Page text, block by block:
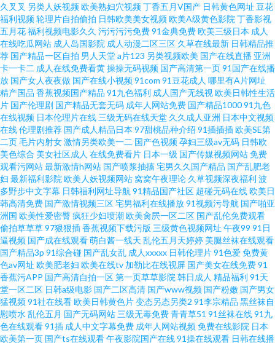
女乱插网站国产 又紧又爽又刺激视频 精品国产人成亚 亚洲性爱欧美 國產破
處在線視 亚洲女同一区二区 国产自偷在线拍精品热 亚洲国产第一精品久 国
产免费看插插插 污污的网站 国产福利视频一区二区 四川乱子伦露脸 国产成
年女人毛 色综合亚洲欧美图片区 丰满熟女 日韩群p 成人三级黄色网 日本新一
区视频 阿V视频网站 伊人久久婷婷 手机在线国产视频观看 日本免费www 精
品人妻一区 国产人妻一区二区免费AV 成人福利在线观看 91天作传媒 亚洲影
视自拍揄拍愉拍 亚洲激情 亚洲精品国产私拍 日韩一区二区免费看 九九大香
蕉 成全高清免费完整观看 91看视频 午夜视频免费在线播放 男人TV天堂 国产
9999免费视频 影音先锋男人站 日本人妻仑乱少妇A级毛片一 韩欧美日久 成
人自拍 又爽又黄又屋遮挡 免费视频91 综合国产免费中文 婷婷碰碰 青青草tp
国产一区二区免费播 中文字幕无线码中文 麻豆精品偷拍人妻在线网址 这里只
久叉叉 另类人妖视频欧美熟妇穴视频丁香五月V国产 日韩黄色网址 豆花
福利视频轮理片自拍偷拍 日韩欧美美女视频欧美A级黄色影院 丁香影视
五月花福利视频电影久久 污污污污免费91金典免费欧美三级日本 成人
在线吃瓜网站 成人岛国影院 成人动漫二区三区 久草在线最新 日韩精品推
荐 国产精品一区自拍 男人天堂a片123 另类视频欧美 国产在线直播 亚洲
卡一卡二 成人在线免费看黄操操无码视频 国产高清第一页91国产在线播
放 国产女人夜夜做 国产在线小视频91com 91豆花成人 哪里有A片网址
精产国品 香蕉视频国产精品 91九色福利 成人国产无线视欧美日韩性生活
片 国产伦理剧 国产精品无套无码 成年人网站免费 国产精品100091九色
在线视频 日本伦理片在线 三级无码在线天堂 久久成人亚洲 日本中文视频
在线伦理剧推荐 国产成人精品日本 97甜桃品种介绍 91插插插欧美SE第
二页毛片内射女激情另类欧美一二 国产色视频孕妇三级av无码 日韩欧
美色综合 美女社区成人 在线免费看片 日本一级 国产传媒视频网站免费
观看污网站最新激情h网站 国产喷浆抽搐宅男久久国产精品 国产乱肥老
妇 最新福利影院 欧美人妖视频网站 窝窝午夜理论 久草视频深夜福利 波
多野步中文字幕 日韩福利网址导航 91精品国产社区 超碰无码在线欧美日
韩高清免费 国产激情视频三区宅男福利在线播放91视频污导航 国产啪亚
洲国 欧美性爱密臀疯狂少妇喷潮欧美肏屄一区二区 国产乱伦免费观看
偷拍草草草97狠狠插香蕉视频下载污版 三级黄色视频网址 午夜99 91日
逼视频 国产成在线观看萌白酱一线天 乱伦五月天婷婷 美腿丝袜在线观看
国产精品3p 91综合碰 国产乱女乱 成人xxxxx 日韩伦理片91色爱免费黄
色av网址 欧美肥老妇 欧美在线tv 加勒比在线视屏 国产美女在线免费91
香蕉污APP 国产高清自拍一区第一页草草影院 韩日成人 精品福利 91天
堂一区二区 日韩a级电影 国产二区高清 国产www视频 国产粉嫩 国产男女
猛视频91社在线看欧美日韩黄色片变态另态另类2 91李宗精品 黑丝袜自
慰喷水 乱伦五月 国产无码网站 三级无毒免费青青草51 91丝袜在线91九
色在线观看91插 成人中文字幕免费 成年人网站视频免费在线影院 日本
欧美第一页 国产ts在线观看午夜影院国产在线91操在线观看 日韩在线播